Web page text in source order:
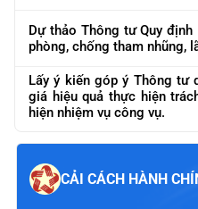
Dự thảo Thông tư Quy
phòng, chống tham nhũng,
Lấy ý kiến góp ý Thông tư
giá hiệu quả thực hiện
hiện nhiệm vụ công vụ.
CẢI CÁCH HÀNH